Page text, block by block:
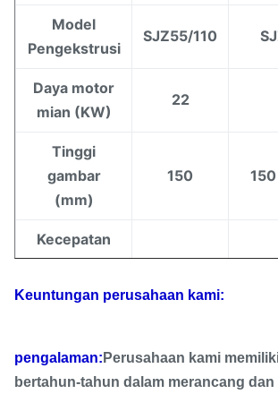
Model
Pengekstrusi
SJZ55/110
Daya motor
mian (KW)
22
Tinggi
gambar
(mm)
150 150
Kecepatan
menggambar
(KN)
20 20
menggambar
(m / s)
0-5 0-5
Keuntungan perusahaan kami:
pengalaman: Perusahaan kami
bertahun-tahun dalam merancang